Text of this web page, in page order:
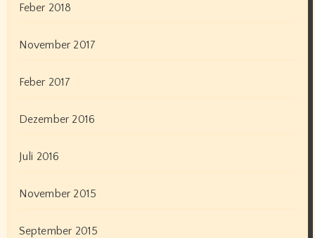
Feber 2018
November 2017
Feber 2017
Dezember 2016
Juli 2016
November 2015
September 2015